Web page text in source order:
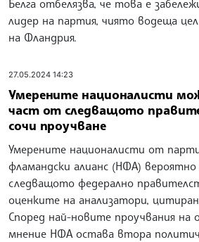
Белга отбелязва, че това е
лидер на партия, чиято водеща
на Фландрия.
27.05.2024 14:23
Умерените националисти
част от следващото
сочи проучване
Умерените националисти от
фламандски алианс (НФА)
следващото федерално
оценките на анализатори,
Според най-новите проучвания
мнение НФА остава втора